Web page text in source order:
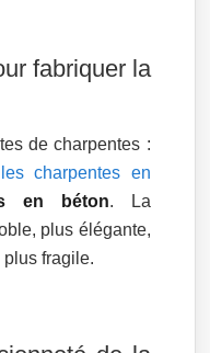
fabriquer la
de charpentes :
les charpentes en
en béton. La
plus élégante,
fragile.